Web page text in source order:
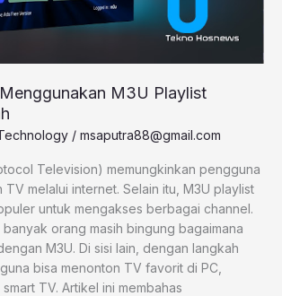
M3U Playlist
/ msaputra88@gmail.com
Television) memungkinkan pengguna
TV melalui internet. Selain itu, M3U playlist
untuk mengakses berbagai channel.
orang masih bingung bagaimana
M3U. Di sisi lain, dengan langkah
bisa menonton TV favorit di PC,
TV. Artikel ini membahas